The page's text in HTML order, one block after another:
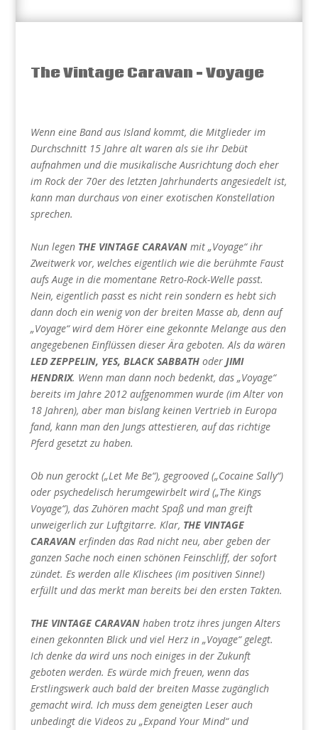
The Vintage Caravan – Voyage
Wenn eine Band aus Island kommt, die Mitglieder im
Durchschnitt 15 Jahre alt waren als sie ihr Debüt
aufnahmen und die musikalische Ausrichtung doch eher
im Rock der 70er des letzten Jahrhunderts angesiedelt ist,
kann man durchaus von einer exotischen Konstellation
sprechen.
Nun legen THE VINTAGE CARAVANmit „Voyage“ ihr
Zweitwerk vor, welches eigentlich wie die berühmte Faust
aufs Auge in die momentane Retro-Rock-Welle passt.
Nein, eigentlich passt es nicht rein sondern es hebt sich
dann doch ein wenig von der breiten Masse ab, denn auf
„Voyage“ wird dem Hörer eine gekonnte Melange aus den
angegebenen Einflüssen dieser Ära geboten. Als da wären
LED ZEPPELIN, YES, BLACK SABBATHoder JIMI
HENDRIX. Wenn man dann noch bedenkt, das „Voyage“
bereits im Jahre 2012 aufgenommen wurde (im Alter von
18 Jahren), aber man bislang keinen Vertrieb in Europa
fand, kann man den Jungs attestieren, auf das richtige
Pferd gesetzt zu haben.
Ob nun gerockt („Let Me Be“), gegrooved („Cocaine Sally“)
oder psychedelisch herumgewirbelt wird („The Kings
Voyage“), das Zuhören macht Spaß und man greift
unweigerlich zur Luftgitarre. Klar, THE VINTAGE
CARAVANerfinden das Rad nicht neu, aber geben der
ganzen Sache noch einen schönen Feinschliff, der sofort
zündet. Es werden alle Klischees (im positiven Sinne!)
erfüllt und das merkt man bereits bei den ersten Takten.
THE VINTAGE CARAVANhaben trotz ihres jungen Alters
einen gekonnten Blick und viel Herz in „Voyage“ gelegt.
Ich denke da wird uns noch einiges in der Zukunft
geboten werden. Es würde mich freuen, wenn das
Erstlingswerk auch bald der breiten Masse zugänglich
gemacht wird. Ich muss dem geneigten Leser auch
unbedingt die Videos zu „Expand Your Mind“ und